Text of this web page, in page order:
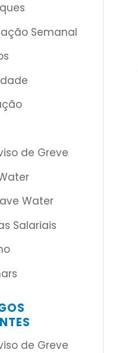
Semanal
de Greve
Water
Salariais
de Greve